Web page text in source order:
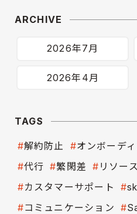
ARCHIVE
2026年7月
2026年4月
TAGS
解約防止 オンボーデ
代行
繁閑差 リソー
カスタマーサポート
コミュニケーション